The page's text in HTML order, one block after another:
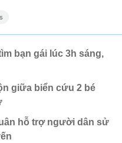
bạn gái lúc 3h sáng,
giữa biển cứu 2 bé
hỗ trợ người dân sử